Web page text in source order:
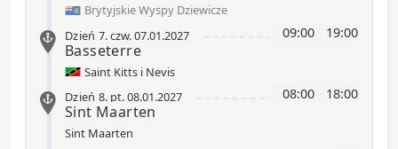
Brytyjskie Wyspy Dziewicze
09:00 19:00
Dzień 7.czw.07.01.2027
Basseterre
Saint Kitts i Nevis
08:00 18:00
Dzień 8. pt.08.01.2027
Sint Maarten
Sint Maarten